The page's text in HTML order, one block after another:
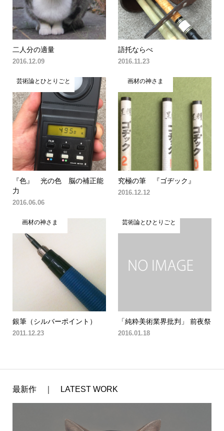
二人分の適量
2016.12.09
語托ならべ
2016.11.23
芸術論とひとりごと
『色』 光の色 脳の補正能
力
2016.06.06
画材の神さま
究極の筆 『ゴヂック』
2016.12.12
画材の神さま
銀筆（シルバーポイント）
2011.12.23
芸術論とひとりごと
「純粋美術業界批判」 前夜祭
2016.01.18
最新作 ｜ LATEST WORK